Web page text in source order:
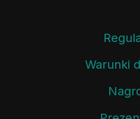
Warunki